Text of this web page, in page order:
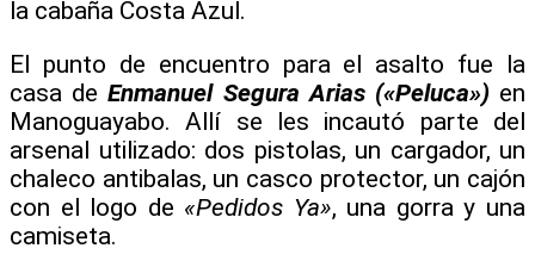
la cabaña Costa Azul.
El punto de encuentro para el asalto fue la
casa deEnmanuel Segura Arias («Peluca») en
Manoguayabo. Allí se les incautó parte del
arsenal utilizado: dos pistolas, un cargador, un
chaleco antibalas, un casco protector, un cajón
con el logo de «Pedidos Ya», una gorra y una
camiseta.